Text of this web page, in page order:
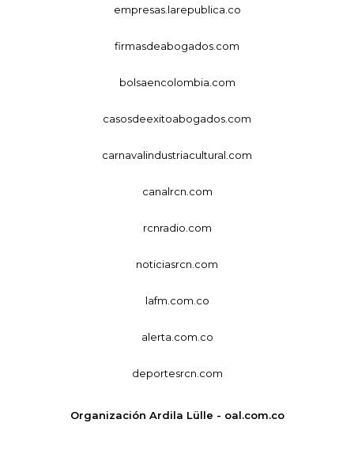
empresas.larepublica.co
firmasdeabogados.com
bolsaencolombia.com
casosdeexitoabogados.com
carnavalindustriacultural.com
canalrcn.com
rcnradio.com
noticiasrcn.com
lafm.com.co
alerta.com.co
deportesrcn.com
Organización Ardila Lülle - oal.com.co